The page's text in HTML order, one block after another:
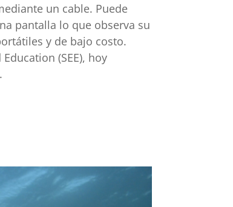
un cable. Puede
pantalla lo que observa su
y de bajo costo.
(SEE), hoy